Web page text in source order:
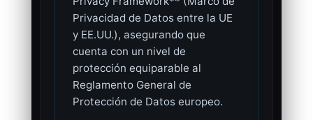
Privacidad de Datos entre la UE
y EE.UU.), asegurando que
cuenta con un nivel de
protección equiparable al
Reglamento General de
Protección de Datos europeo.